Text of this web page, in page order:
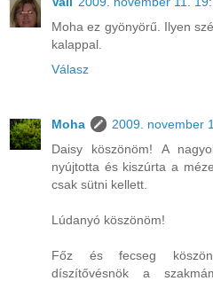
Moha ez gyönyörű. Ilyen
kalappal.
Válasz
Moha
2009. november
Daisy köszönöm! A
nyújtotta és kiszúrta a
csak sütni kellett.
Lúdanyó köszönöm!
Főz és fecseg
díszítővésnök a